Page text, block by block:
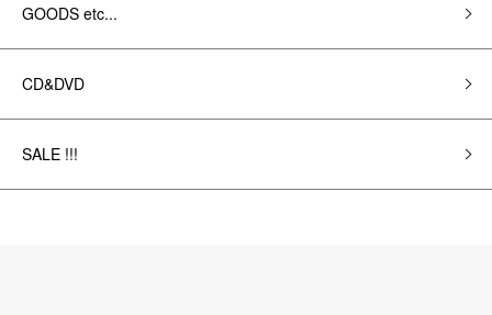
GOODS etc...
CD&DVD
SALE !!!